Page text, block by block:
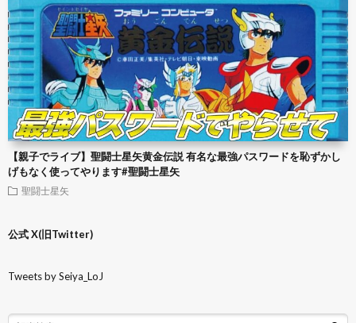
【親子でライブ】聖闘士星矢黄金伝説 有名な最強パスワードを恥ずかし
げもなく使ってやります#聖闘士星矢
聖闘士星矢
公式 X(旧Twitter)
Tweets by Seiya_LoJ